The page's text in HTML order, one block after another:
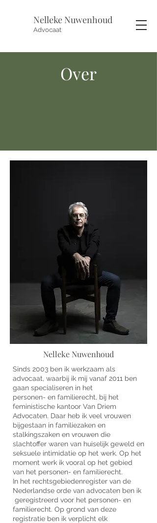
Nelleke Nuwenhoud
Advocaat
Over
Nelleke Nuwenhoud
Sinds 2003 ben ik werkzaam als
advocaat, waarbij ik mij vanaf 2011 ben
gaan specialiseren in het
personen- en familierecht, bij het
feministische kantoor Van Driem
Advocaten. Daar heb ik veel vrouwen
bijgestaan in familiezaken en
stalkingszaken en vrouwen die
slachtoffer waren van huiselijk geweld en
seksuele intimidatie op het werk. Op het
moment werk ik vooral op het gebied
van het personen- en familierecht.
In het rechtsgebiedenregister van de
Nederlandse orde van advocaten ben ik
geregistreerd voor het personen- en
familierecht. Op grond van deze
registratie ben ik verplicht elk